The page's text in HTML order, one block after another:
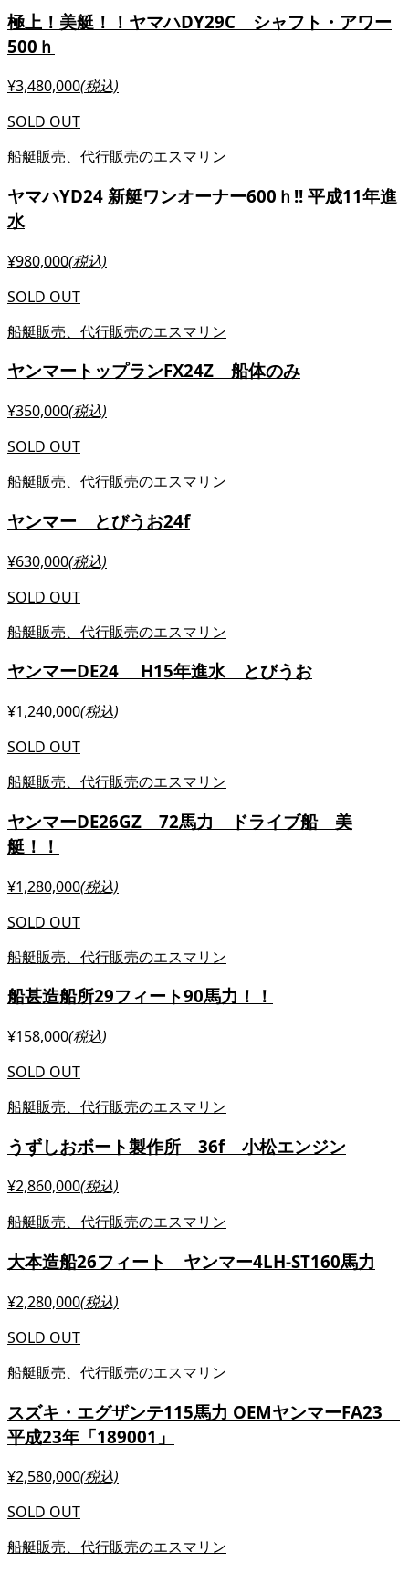
極上！美艇！！ヤマハDY29C シャフト・アワー
500ｈ
¥3,480,000(税込)
SOLD OUT
船艇販売、代行販売のエスマリン
ヤマハYD24 新艇ワンオーナー600ｈ!! 平成11年進
水
¥980,000(税込)
SOLD OUT
船艇販売、代行販売のエスマリン
ヤンマートップランFX24Z 船体のみ
¥350,000(税込)
SOLD OUT
船艇販売、代行販売のエスマリン
ヤンマー とびうお24f
¥630,000(税込)
SOLD OUT
船艇販売、代行販売のエスマリン
ヤンマーDE24 H15年進水 とびうお
¥1,240,000(税込)
SOLD OUT
船艇販売、代行販売のエスマリン
ヤンマーDE26GZ 72馬力 ドライブ船 美
艇！！
¥1,280,000(税込)
SOLD OUT
船艇販売、代行販売のエスマリン
船甚造船所29フィート90馬力！！
¥158,000(税込)
SOLD OUT
船艇販売、代行販売のエスマリン
うずしおボート製作所 36f 小松エンジン
¥2,860,000(税込)
船艇販売、代行販売のエスマリン
大本造船26フィート ヤンマー4LH‐ST160馬力
¥2,280,000(税込)
SOLD OUT
船艇販売、代行販売のエスマリン
スズキ・エグザンテ115馬力 OEMヤンマーFA23
平成23年「189001」
¥2,580,000(税込)
SOLD OUT
船艇販売、代行販売のエスマリン